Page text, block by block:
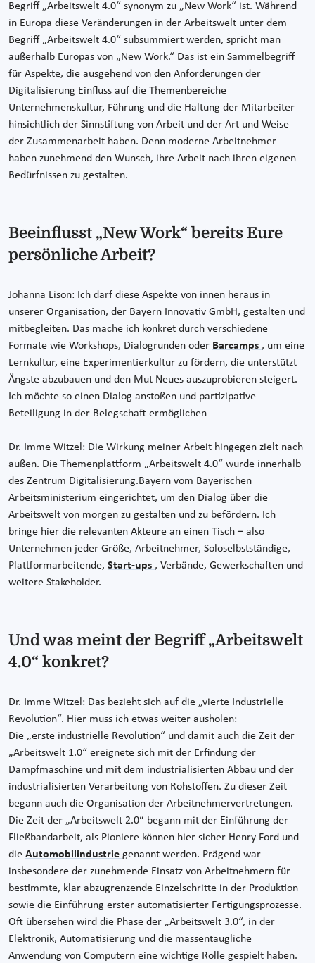
Begriff „Arbeitswelt 4.0“ synonym zu „New Work“ ist. Während
in Europa diese Veränderungen in der Arbeitswelt unter dem
Begriff „Arbeitswelt 4.0“ subsummiert werden, spricht man
außerhalb Europas von „New Work.“ Das ist ein Sammelbegriff
für Aspekte, die ausgehend von den Anforderungen der
Digitalisierung Einfluss auf die Themenbereiche
Unternehmenskultur, Führung und die Haltung der Mitarbeiter
hinsichtlich der Sinnstiftung von Arbeit und der Art und Weise
der Zusammenarbeit haben. Denn moderne Arbeitnehmer
haben zunehmend den Wunsch, ihre Arbeit nach ihren eigenen
Bedürfnissen zu gestalten.
Beeinflusst „New Work“ bereits Eure
persönliche Arbeit?
Johanna Lison: Ich darf diese Aspekte von innen heraus in
unserer Organisation, der Bayern Innovativ GmbH, gestalten und
mitbegleiten. Das mache ich konkret durch verschiedene
Formate wie Workshops, Dialogrunden oder Barcamps , um eine
Lernkultur, eine Experimentierkultur zu fördern, die unterstützt
Ängste abzubauen und den Mut Neues auszuprobieren steigert.
Ich möchte so einen Dialog anstoßen und partizipative
Beteiligung in der Belegschaft ermöglichen
Dr. Imme Witzel: Die Wirkung meiner Arbeit hingegen zielt nach
außen. Die Themenplattform „Arbeitswelt 4.0“ wurde innerhalb
des Zentrum Digitalisierung.Bayern vom Bayerischen
Arbeitsministerium eingerichtet, um den Dialog über die
Arbeitswelt von morgen zu gestalten und zu befördern. Ich
bringe hier die relevanten Akteure an einen Tisch – also
Unternehmen jeder Größe, Arbeitnehmer, Soloselbstständige,
Plattformarbeitende, Start-ups , Verbände, Gewerkschaften und
weitere Stakeholder.
Und was meint der Begriff „Arbeitswelt
4.0“ konkret?
Dr. Imme Witzel: Das bezieht sich auf die „vierte Industrielle
Revolution“. Hier muss ich etwas weiter ausholen:
Die „erste industrielle Revolution“ und damit auch die Zeit der
„Arbeitswelt 1.0“ ereignete sich mit der Erfindung der
Dampfmaschine und mit dem industrialisierten Abbau und der
industrialisierten Verarbeitung von Rohstoffen. Zu dieser Zeit
begann auch die Organisation der Arbeitnehmervertretungen.
Die Zeit der „Arbeitswelt 2.0“ begann mit der Einführung der
Fließbandarbeit, als Pioniere können hier sicher Henry Ford und
die Automobilindustrie genannt werden. Prägend war
insbesondere der zunehmende Einsatz von Arbeitnehmern für
bestimmte, klar abzugrenzende Einzelschritte in der Produktion
sowie die Einführung erster automatisierter Fertigungsprozesse.
Oft übersehen wird die Phase der „Arbeitswelt 3.0“, in der
Elektronik, Automatisierung und die massentaugliche
Anwendung von Computern eine wichtige Rolle gespielt haben.